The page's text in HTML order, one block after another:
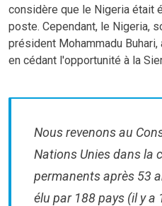
considère que le Nigeria était
poste. Cependant, le Nigeria,
président Mohammadu
en cédant l'opportunité à la
Nous revenons au
Nations Unies dans la
permanents après 53
élu par 188 pays (il y a